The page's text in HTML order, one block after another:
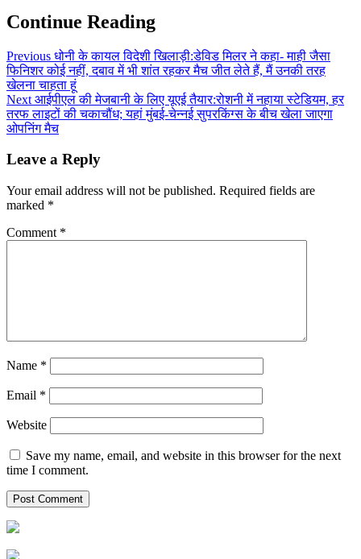
Continue Reading
Previous धोनी के कायल विदेशी खिलाड़ी:डेविड मिलर ने कहा- माही जैसा
फिनिशर कोई नहीं, दबाव में भी शांत रहकर मैच जीत लेते हैं, मैं उनकी तरह
खेलना चाहता हूं
Next आईपीएल की मेजबानी के लिए यूएई तैयार:रोशनी में नहाया स्टेडियम, हर
तरफ लाइटों की चकाचौंध; यहां मुंबई-चेन्नई सुपरकिंग्स के बीच खेला जाएगा
ओपनिंग मैच
Leave a Reply
Your email address will not be published. Required fields are
marked *
Comment *
Name *
Email *
Website
Save my name, email, and website in this browser for the next
time I comment.